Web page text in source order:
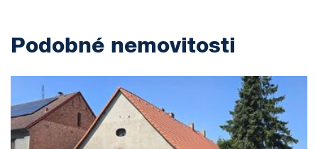
Podobné nemovitosti